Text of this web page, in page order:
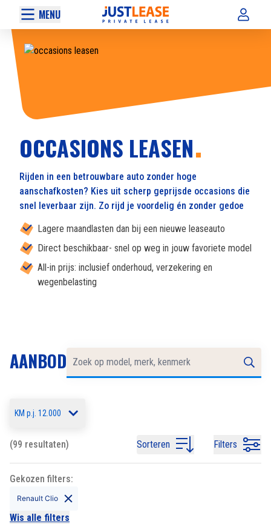
MENU
OCCASIONS LEASEN
Rijden in een betrouwbare auto zonder hoge
aanschafkosten? Kies uit scherp geprijsde occasions die
snel leverbaar zijn. Zo rijd je voordelig én zonder gedoe
Lagere maandlasten dan bij een nieuwe leaseauto
Direct beschikbaar- snel op weg in jouw favoriete model
All-in prijs: inclusief onderhoud, verzekering en
wegenbelasting
AANBOD
KM p.j. 12.000
(99 resultaten) Sorteren Filters
Gekozen filters:
Renault Clio
Wis alle filters